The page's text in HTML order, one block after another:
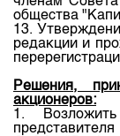
общества
13.
редакции и
Решения,
акционеров:
1.